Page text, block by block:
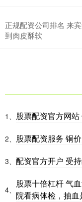
正规配资公司排名 来
到肉皮酥软
1、 股票配资官方网
2、 股票配资服务 铜
3、 配资官方开户 受
4、
股票十倍杠杆 气
院看病体检，抽血